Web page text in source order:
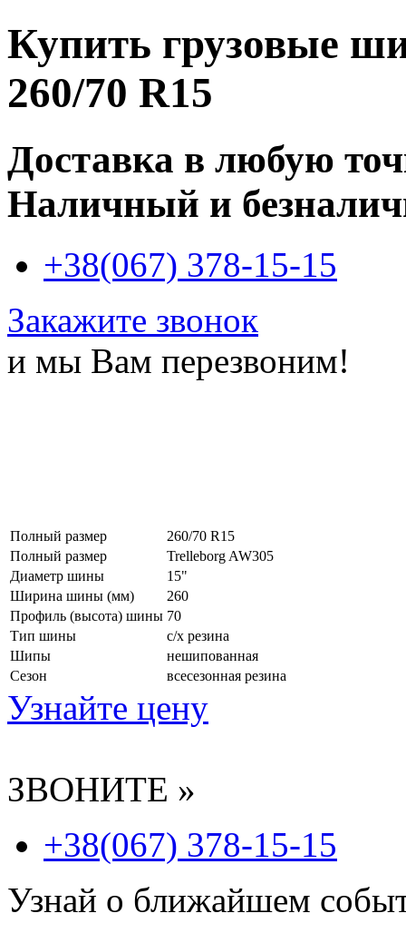
Купить грузовые
260/70 R15
Доставка в любую
Наличный и
+38(067) 378-15-15
Закажите звонок
и мы Вам перезвоним!
Полный размер
260/70 R15
Полный размер
Trelleborg AW305
Диаметр шины
15"
Ширина шины (мм)
260
Профиль (высота) шины 70
Тип шины
с/х резина
Шипы
нешипованная
Сезон
всесезонная резина
Узнайте цену
ЗВОНИТЕ »
+38(067) 378-15-15
Узнай о ближайшем